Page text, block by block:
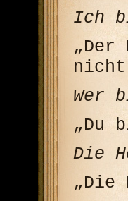
Ich
nicht
Wer
„Du
Die
„Die